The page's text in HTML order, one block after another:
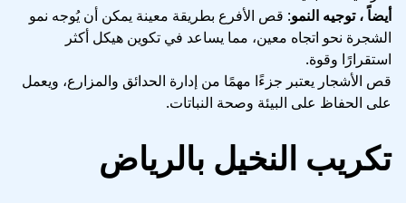
أيضاً ، توجيه النمو: قص الأفرع بطريقة معينة يمكن أن يُوجه نمو
الشجرة نحو اتجاه معين، مما يساعد في تكوين هيكل أكثر
استقرارًا وقوة.
قص الأشجار يعتبر جزءًا مهمًا من إدارة الحدائق والمزارع، ويعمل
على الحفاظ على البيئة وصحة النباتات.
تكريب النخيل بالرياض